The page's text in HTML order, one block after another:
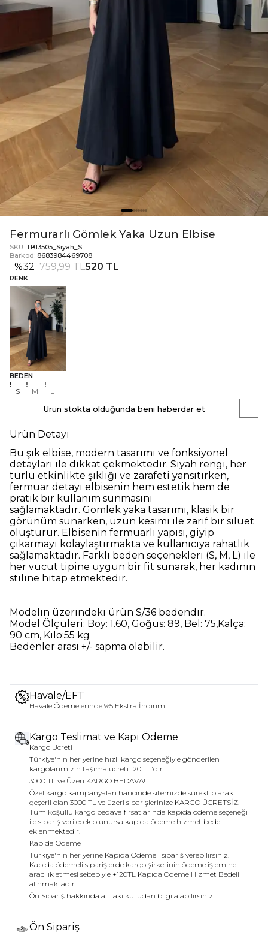
Fermurarlı Gömlek Yaka Uzun Elbise
SKU: TB13505_Siyah_S
Barkod: 8683984469708
%32 759,99 TL520 TL
RENK
BEDEN
S M L
Ürün stokta olduğunda beni haberdar et
Ürün Detayı
Bu şık elbise, modern tasarımı ve fonksiyonel
detayları ile dikkat çekmektedir. Siyah rengi, her
türlü etkinlikte şıklığı ve zarafeti yansıtırken,
fermuar detayı elbisenin hem estetik hem de
pratik bir kullanım sunmasını
sağlamaktadır. Gömlek yaka tasarımı, klasik bir
görünüm sunarken, uzun kesimi ile zarif bir siluet
oluşturur. Elbisenin fermuarlı yapısı, giyip
çıkarmayı kolaylaştırmakta ve kullanıcıya rahatlık
sağlamaktadır. Farklı beden seçenekleri (S, M, L) ile
her vücut tipine uygun bir fit sunarak, her kadının
stiline hitap etmektedir.
Modelin üzerindeki ürün S/36 bedendir.
Model Ölçüleri: Boy: 1.60, Göğüs: 89, Bel: 75,Kalça:
90 cm, Kilo:55 kg
Bedenler arası +/- sapma olabilir.
Havale/EFT
Havale Ödemelerinde %5 Ekstra İndirim
Kargo Teslimat ve Kapı Ödeme
Kargo Ücreti
Türkiye'nin her yerine hızlı kargo seçeneğiyle gönderilen
kargolarımızın taşıma ücreti 120 TL'dir.
3000 TL ve Üzeri KARGO BEDAVA!
Özel kargo kampanyaları haricinde sitemizde sürekli olarak
geçerli olan 3000 TL ve üzeri siparişlerinize KARGO ÜCRETSİZ.
Tüm koşullu kargo bedava fırsatlarında kapıda ödeme seçeneği
ile sipariş verilecek olunursa kapıda ödeme hizmet bedeli
eklenmektedir.
Kapıda Ödeme
Türkiye'nin her yerine Kapıda Ödemeli sipariş verebilirsiniz.
Kapıda ödemeli siparişlerde kargo şirketinin ödeme işlemine
aracılık etmesi sebebiyle +120TL Kapıda Ödeme Hizmet Bedeli
alınmaktadır.
Ön Sipariş hakkında alttaki kutudan bilgi alabilirsiniz.
Ön Sipariş